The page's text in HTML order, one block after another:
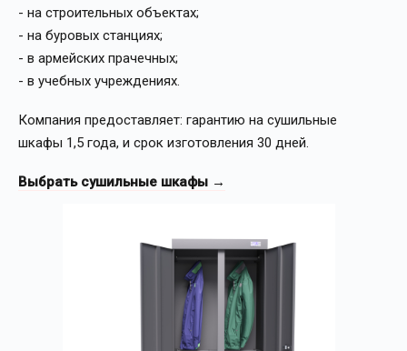
- на строительных объектах;
- на буровых станциях;
- в армейских прачечных;
- в учебных учреждениях.
Компания предоставляет: гарантию на сушильные
шкафы 1,5 года, и срок изготовления 30 дней.
Выбрать сушильные шкафы →